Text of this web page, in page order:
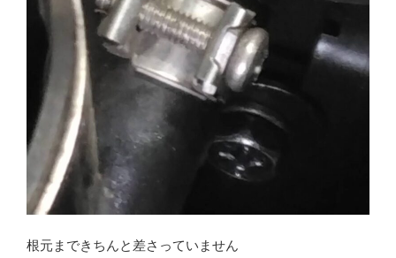
根元まできちんと差さっていません